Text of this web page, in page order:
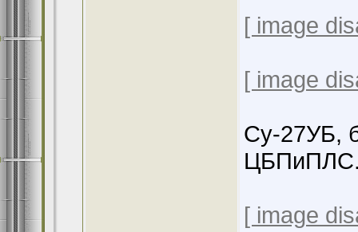
[ image
[ image
Су-27УБ,
ЦБПиПЛС.
[ image